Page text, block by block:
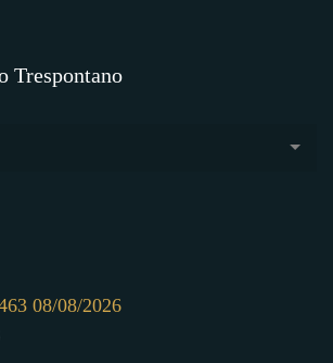
Trespontano
08/08/2026